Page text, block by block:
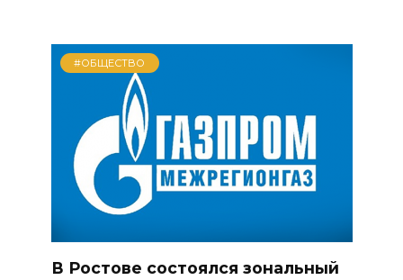
#ОБЩЕСТВО
В Ростове состоялся зональный